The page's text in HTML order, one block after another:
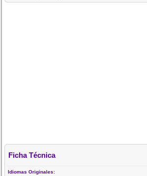
Ficha Técnica
Idiomas Originales: